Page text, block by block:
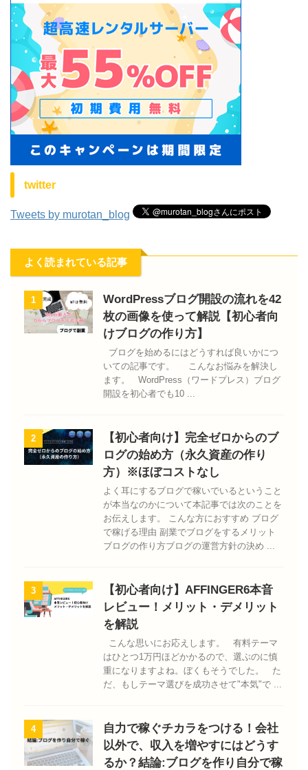
twitter
Tweets by murotan_blog
よく読まれている記事
1
WordPressブログ開設の流れを42
枚の画像を使って解説【初心者向
けブログの作り方】
ブログを始めるにはどうすれば良いかにつ
いての記事です。 こんなお悩みを解決し
ます。 WordPress（ワードプレス）ブログ
開設を初心者でも10 ...
2
【初心者向け】完全ゼロからのブ
ログの始め方（永久資産の作り
方）※ほぼコストなし
よく耳にするブログで稼いでいるということ
が本当なのかについて本記事では次のことを
お伝えします。 こんな方におすすめ ブログ
で稼げる理由 副業でブログをするメリット
ブログの作り方ブログの運営方針の決め ...
3
【初心者向け】AFFINGER6本音
レビュー！メリット・デメリット
を解説
こんな思いにお応えします。 有料テーマ
はひとつ1万円ほどかかるので、選ぶのに慎
重になりますよね。ぼくもそうでした。 た
だ、もしテーマ選びを成功させて"本気"で ...
4
自力で稼ぐチカラをつける！会社
以外で、収入を増やすにはどうす
るか？結論:ブログを作り自分で稼